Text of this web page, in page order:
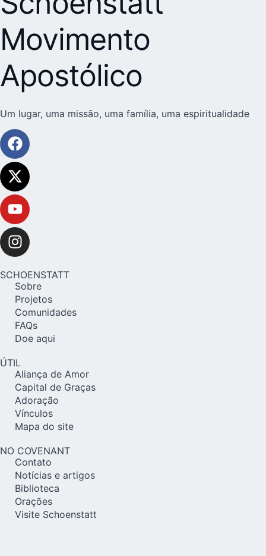
Movimento
Apostólico
Um lugar, uma missão, uma família, uma espiritualidade
SCHOENSTATT
Sobre
Projetos
Comunidades
FAQs
Doe aqui
ÚTIL
Aliança de Amor
Capital de Graças
Adoração
Vínculos
Mapa do site
NO COVENANT
Contato
Notícias e artigos
Biblioteca
Orações
Visite Schoenstatt